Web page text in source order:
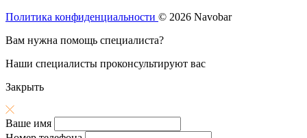
Политика конфиденциальности © 2026 Navobar
Вам нужна помощь специалиста?
Наши специалисты проконсультируют вас
Закрыть
Ваше имя